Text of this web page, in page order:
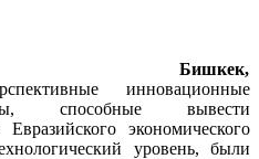
Бишкек,
инновационные
способные вывести
экономического
уровень, были